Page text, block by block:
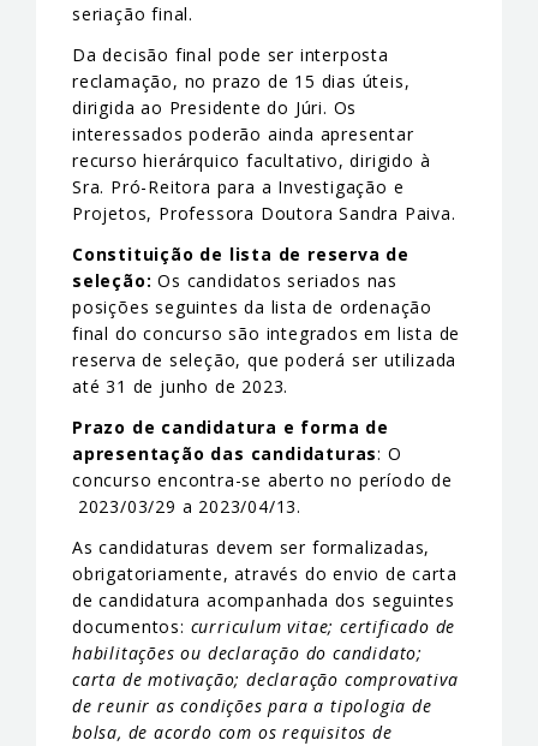
seriação final.
Da decisão final pode ser interposta
reclamação, no prazo de 15 dias úteis,
dirigida ao Presidente do Júri. Os
interessados poderão ainda apresentar
recurso hierárquico facultativo, dirigido à
Sra. Pró-Reitora para a Investigação e
Projetos, Professora Doutora Sandra Paiva.
Constituição de lista de reserva de
seleção:Os candidatos seriados nas
posições seguintes da lista de ordenação
final do concurso são integrados em lista de
reserva de seleção, que poderá ser utilizada
até 31 de junho de 2023.
Prazo de candidatura e forma de
apresentação das candidaturas: O
concurso encontra-se aberto no período de
2023/03/29 a 2023/04/13.
As candidaturas devem ser formalizadas,
obrigatoriamente, através do envio de carta
de candidatura acompanhada dos seguintes
documentos: curriculum vitae; certificado de
habilitações ou declaração do candidato;
carta de motivação; declaração comprovativa
de reunir as condições para a tipologia de
bolsa, de acordo com os requisitos de